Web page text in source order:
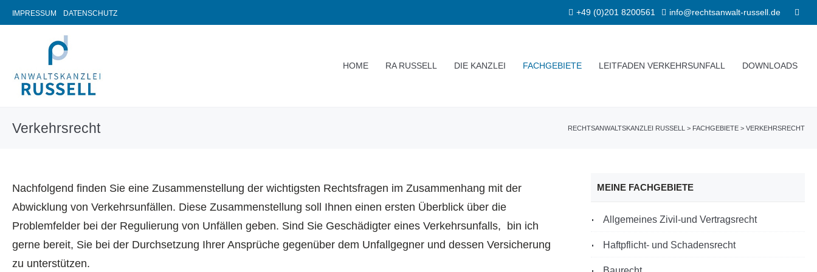
IMPRESSUM DATENSCHUTZ +49 (0)201 8200561 info@rechtsanwalt-russell.de
HOME RA RUSSELL DIE KANZLEI FACHGEBIETE LEITFADEN VERKEHRSUNFALL DOWNLOADS
Verkehrsrecht RECHTSANWALTSKANZLEI RUSSELL > FACHGEBIETE > VERKEHRSRECHT
Nachfolgend finden Sie eine Zusammenstellung der wichtigsten Rechtsfragen im Zusammenhang mit der
Abwicklung von Verkehrsunfällen. Diese Zusammenstellung soll Ihnen einen ersten Überblick über die
Problemfelder bei der Regulierung von Unfällen geben. Sind Sie Geschädigter eines Verkehrsunfalls, bin ich
gerne bereit, Sie bei der Durchsetzung Ihrer Ansprüche gegenüber dem Unfallgegner und dessen Versicherung
zu unterstützen.
MEINE FACHGEBIETE
Allgemeines Zivil-und Vertragsrecht
Haftpflicht- und Schadensrecht